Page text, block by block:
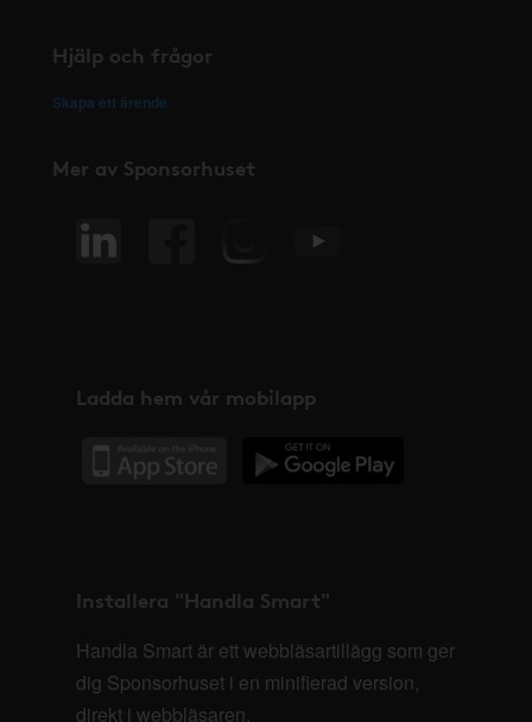
Hjälp och frågor
Skapa ett ärende
Mer av Sponsorhuset
Ladda hem vår mobilapp
Installera "Handla Smart"
Handla Smart är ett webbläsartillägg som ger
dig Sponsorhuset i en minifierad version,
direkt i webbläsaren.